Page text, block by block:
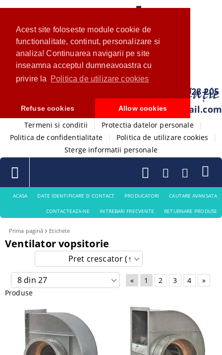
Acest site foloseste module cookie de
functionalitate, continut, personalizare si
analiza! Continuarea navigarii pe site
inseamna acceptul dumneavoastra cu
privire la
Politica de utilizare cookies
Refuse cookies Allow cookies
0733 028 205
com.ventistore@gmail.com
Termeni si conditii Protectia datelor personale
Politica de confidentialitate
Politica de utilizare cookies
Sterge informatii personale
ACASA DATE IDENTIFICARE SI CONTACT PRODUCATORI CAUTARE AVANSATA
CONTACTEAZA-NE INTREBARI FRECVENTE RETURNARE PRODUSE
Prima pagină Etichete
Ventilator vopsitorie
« 1 2 3 4
»
Produse